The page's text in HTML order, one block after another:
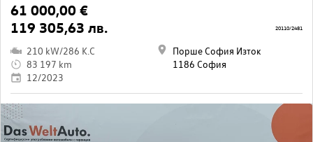
61 000,00 €
119 305,63 лв.
210 kW/286 K.C
83 197 km
12/2023
Порше София Изток
1186 София
20110/2481